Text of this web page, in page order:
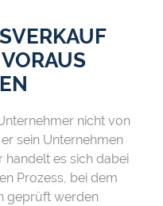
nicht von
sein Unternehmen
handelt es sich dabei
Prozess, bei dem
geprüft werden